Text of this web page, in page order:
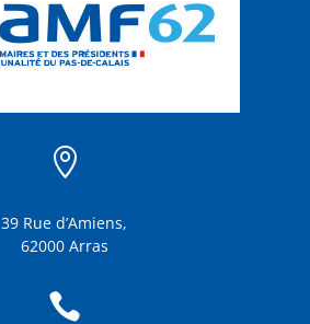

39 Rue d’Amiens,
62000 Arras
